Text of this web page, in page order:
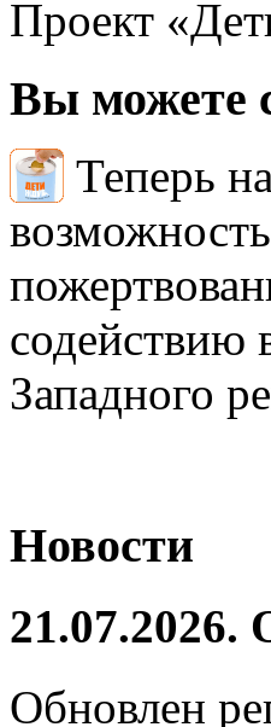
Проект
Вы можете
Теперь на
содействию
Западного
Новости
21.07.2026.
Обновлен